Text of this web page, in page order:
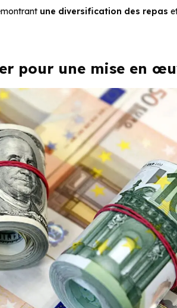
une diversification des repas
pour une mise en